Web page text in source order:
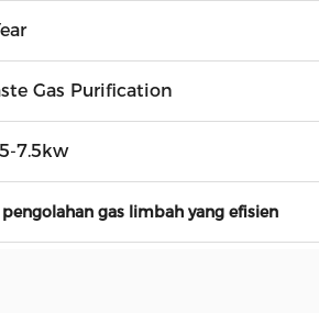
Gas Purification
7.5kw
gas limbah yang efisien